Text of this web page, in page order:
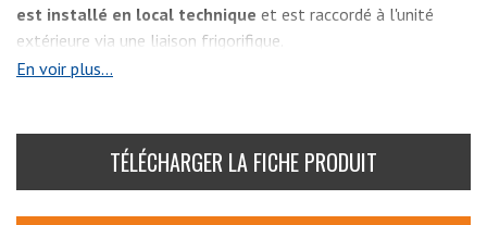
est installé en local technique et est raccordé à l'unité
extérieure via une liaison frigorifique.
De plus, lapompe à chaleur bi-bloc
pompe à chaleur via son smartphone à distance.
En voir plus...
TÉLÉCHARGER LA FICHE PRODUIT